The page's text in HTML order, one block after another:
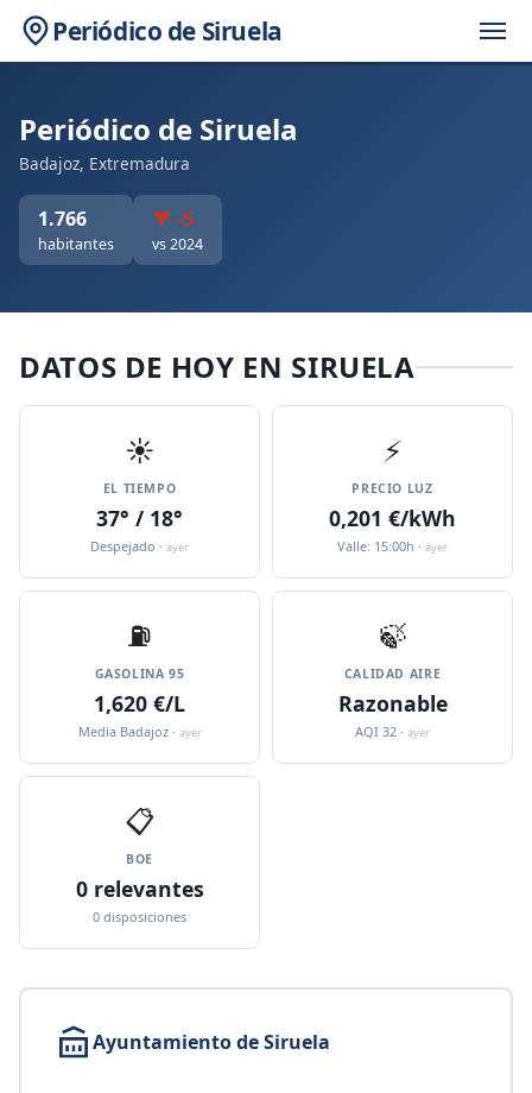
Periódico de Siruela
Periódico de Siruela
Badajoz, Extremadura
1.766
habitantes
▼ -5
vs 2024
DATOS DE HOY EN SIRUELA
☀️
EL TIEMPO
37° / 18°
Despejado · ayer
⚡
PRECIO LUZ
0,201 €/kWh
Valle: 15:00h · ayer
⛽️
GASOLINA 95
1,620 €/L
Media Badajoz · ayer
🍃
CALIDAD AIRE
Razonable
AQI 32 · ayer
📋
BOE
0 relevantes
0 disposiciones
Ayuntamiento de Siruela